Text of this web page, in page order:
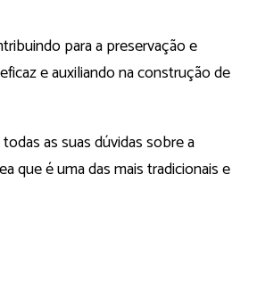
para a preservação e
e auxiliando na construção de
as suas dúvidas sobre a
que é uma das mais tradicionais e